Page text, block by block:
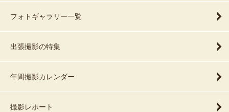
フォトギャラリー一覧
出張撮影の特集
年間撮影カレンダー
撮影レポート